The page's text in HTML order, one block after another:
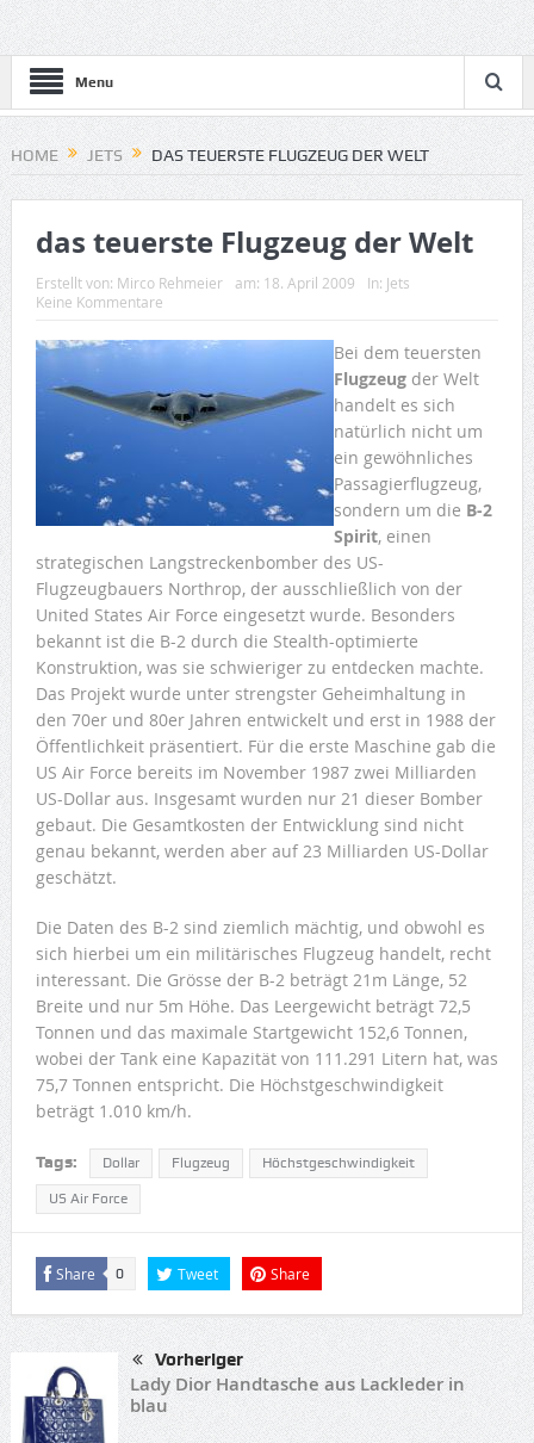
Menu
HOME JETS DAS TEUERSTE FLUGZEUG DER WELT
das teuerste Flugzeug der Welt
Erstellt von: Mirco Rehmeier am: 18. April 2009 In: Jets
Keine Kommentare
Bei dem teuersten
Flugzeug der Welt
handelt es sich
natürlich nicht um
ein gewöhnliches
Passagierflugzeug,
sondern um die B-2
Spirit, einen
strategischen Langstreckenbomber des US-
Flugzeugbauers Northrop, der ausschließlich von der
United States Air Force eingesetzt wurde. Besonders
bekannt ist die B-2 durch die Stealth-optimierte
Konstruktion, was sie schwieriger zu entdecken machte.
Das Projekt wurde unter strengster Geheimhaltung in
den 70er und 80er Jahren entwickelt und erst in 1988 der
Öffentlichkeit präsentiert. Für die erste Maschine gab die
US Air Force bereits im November 1987 zwei Milliarden
US-Dollar aus. Insgesamt wurden nur 21 dieser Bomber
gebaut. Die Gesamtkosten der Entwicklung sind nicht
genau bekannt, werden aber auf 23 Milliarden US-Dollar
geschätzt.
Die Daten des B-2 sind ziemlich mächtig, und obwohl es
sich hierbei um ein militärisches Flugzeug handelt, recht
interessant. Die Grösse der B-2 beträgt 21m Länge, 52
Breite und nur 5m Höhe. Das Leergewicht beträgt 72,5
Tonnen und das maximale Startgewicht 152,6 Tonnen,
wobei der Tank eine Kapazität von 111.291 Litern hat, was
75,7 Tonnen entspricht. Die Höchstgeschwindigkeit
beträgt 1.010 km/h.
Tags: Dollar Flugzeug Höchstgeschwindigkeit
US Air Force
Share 0 Tweet Share
Vorheriger
Lady Dior Handtasche aus Lackleder in
blau